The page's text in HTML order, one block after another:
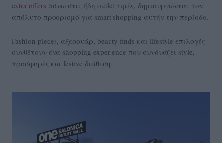
extra offers πάνω στις ήδη outlet τιμές, δημιουργώντας τον
απόλυτο προορισμό για smart shopping αυτήν την περίοδο.
Fashion pieces, αξεσουάρ, beauty finds και lifestyle επιλογές
συνθέτουν ένα shopping experience που συνδυάζει style,
προσφορές και festive διάθεση.